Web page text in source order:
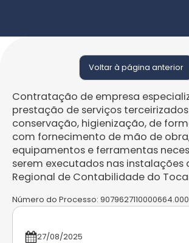
Voltar à página anterior
Contratação de empresa
prestação de serviços
conservação, higienização, de
com fornecimento de mão de
equipamentos e ferramentas
serem executados nas instalações
Regional de Contabilidade do
Número do Processo:
27/08/2025